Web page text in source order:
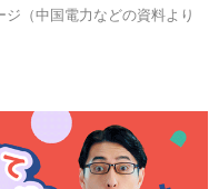
（中国電力などの資料より